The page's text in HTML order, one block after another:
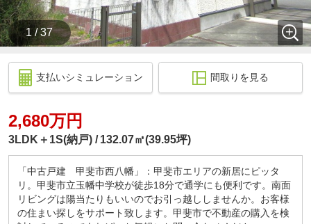
1 / 37
支払いシミュレーション 間取りを見る
2,680万円
3LDK＋1S(納戸) 132.07㎡(39.95坪)
「中古戸建 甲斐市西八幡」：甲斐市エリアの新居にピッタ
リ。甲斐市立玉幡中学校が徒歩18分で通学にも便利です。南面
リビングは陽当たりもいいのでお引っ越ししませんか。お客様
の住まい探しをサポート致します。甲斐市で不動産の購入を検